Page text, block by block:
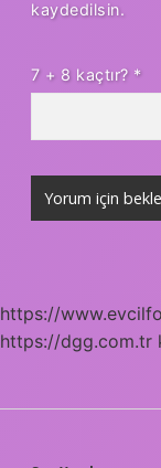
kaydedilsin.
7 + 8 kaçtır? *
https://
https://dgg.com.tr